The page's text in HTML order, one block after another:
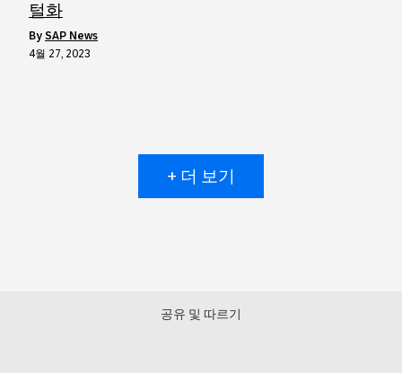
털화
by SAP News
4월 27, 2023
+ 더 보기
공유 및 따르기